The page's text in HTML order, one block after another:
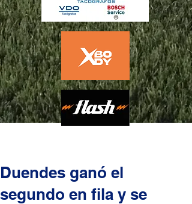
Duendes ganó el
segundo en fila y se